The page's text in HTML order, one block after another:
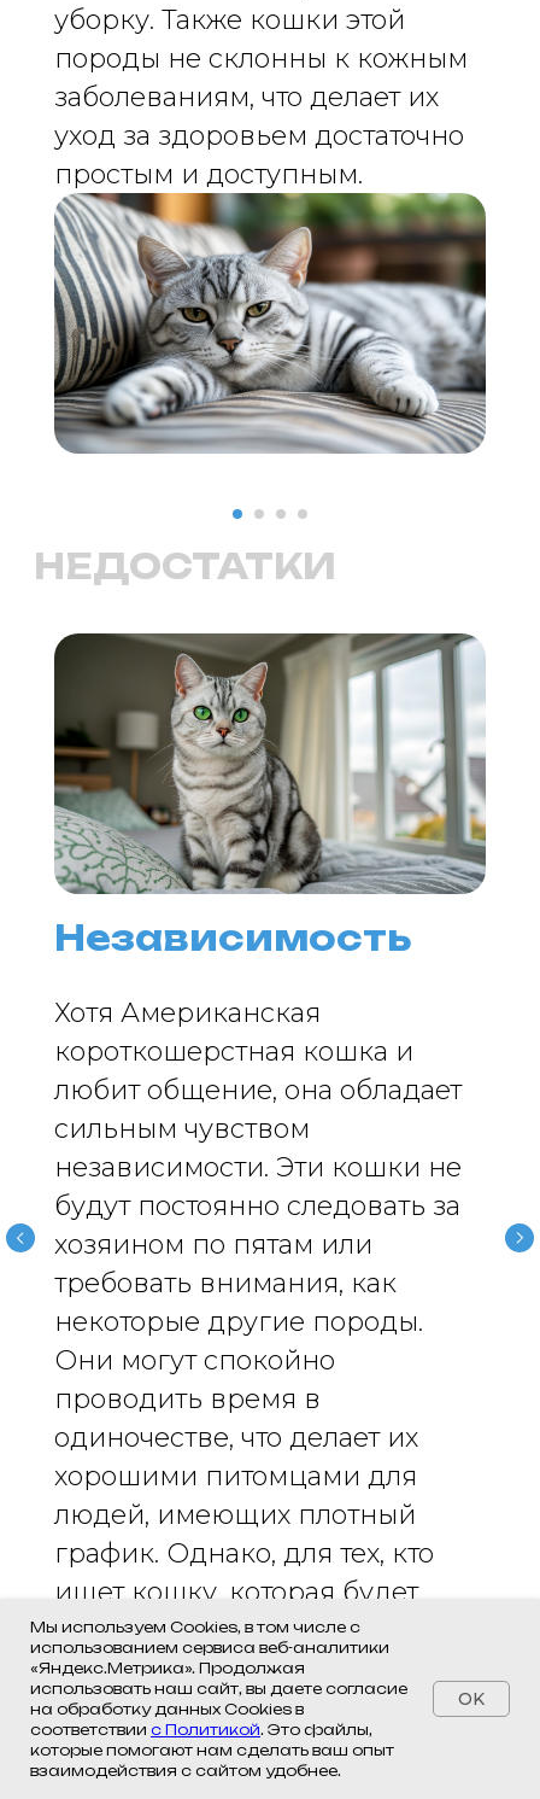
уборку. Также кошки этой
породы не склонны к кожным
заболеваниям, что делает их
уход за здоровьем достаточно
простым и доступным.
Независимость
Хотя Американская
короткошерстная кошка и
любит общение, она обладает
сильным чувством
независимости. Эти кошки не
будут постоянно следовать за
хозяином по пятам или
требовать внимания, как
некоторые другие породы.
Они могут спокойно
проводить время в
одиночестве, что делает их
хорошими питомцами для
людей, имеющих плотный
график. Однако, для тех, кто
ищет кошку, которая будет
всегда рядом, эту черту можно
воспринять как недостаток.
Эти кошки любят комфорт, но
при этом ценят личное
пространство и не всегда
Мы используем Cookies, в том числе с
использованием сервиса веб-аналитики
«Яндекс.Метрика». Продолжая
использовать наш сайт, вы даете согласие
на обработку данных Cookies в
соответствии с Политикой. Это файлы,
которые помогают нам сделать ваш опыт
взаимодействия с сайтом удобнее.
OK